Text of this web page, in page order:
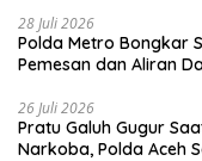
28 Juli 2026
Polda Metro Bongkar
Pemesan dan Aliran
26 Juli 2026
Pratu Galuh Gugur
Narkoba, Polda Aceh